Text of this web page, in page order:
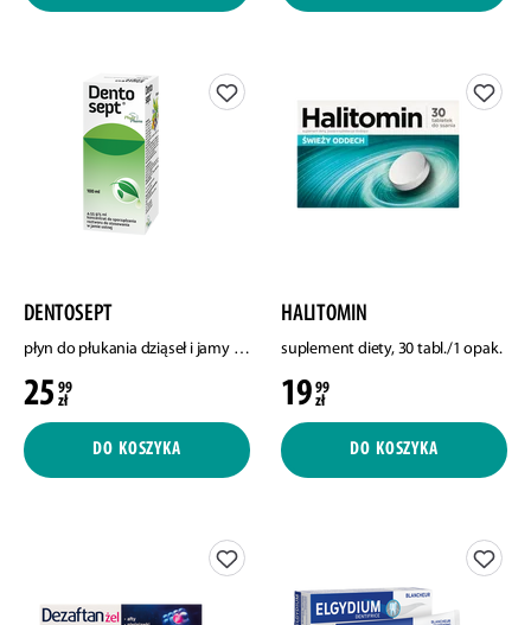
DENTOSEPT
płyn do płukania dziąseł i jamy ustnej, 100 ml
25 99
zł
DO KOSZYKA
HALITOMIN
suplement diety, 30 tabl./1 opak.
19 99
zł
DO KOSZYKA